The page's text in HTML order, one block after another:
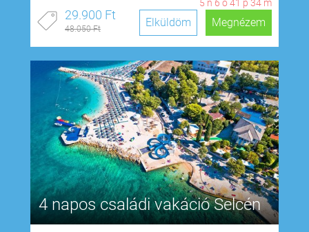
5 n 6 ó41 p 33 m
29.900 Ft
48.050 Ft Megnézem
Elküldöm
4 napos családi vakáció Selcén